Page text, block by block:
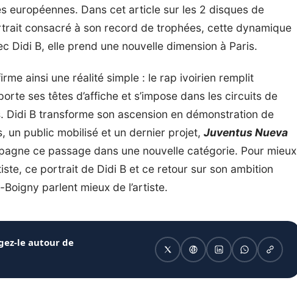
européennes. Dans cet article sur les 2 disques de
consacré à son record de trophées, cette dynamique
Didi B, elle prend une nouvelle dimension à Paris.
ainsi une réalité simple : le rap ivoirien remplit
ses têtes d’affiche et s’impose dans les circuits de
Didi B transforme son ascension en démonstration de
un public mobilisé et un dernier projet, Juventus Nueva
ce passage dans une nouvelle catégorie. Pour mieux
ce portrait de Didi B et ce retour sur son ambition
Boigny parlent mieux de l’artiste.
le autour de